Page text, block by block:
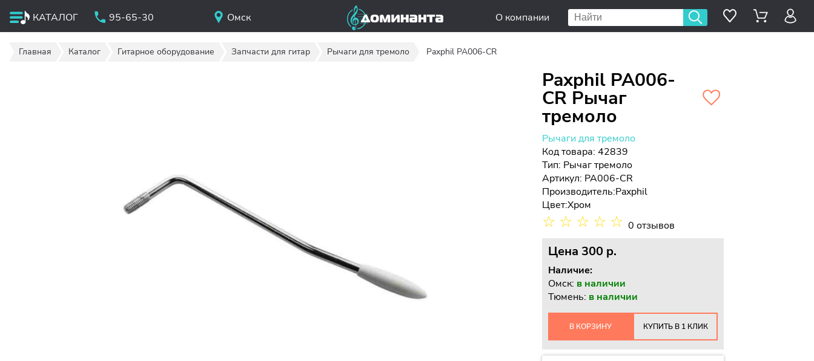
КАТАЛОГ 95-65-30 Омск О компании
Главная Каталог Гитарное оборудование Запчасти для гитар Рычаги для тремоло Paxphil PA006-CR
Paxphil PA006-
CR Рычаг
тремоло
Рычаги для тремоло
Код товара: 42839
Тип: Рычаг тремоло
Артикул: PA006-CR
Производитель:Paxphil
Цвет:Хром
☆ ☆ ☆ ☆ ☆ 0 отзывов
Цена 300 p.
Наличие:
Омск: в наличии
Тюмень: в наличии
В КОРЗИНУ КУПИТЬ В 1 КЛИК